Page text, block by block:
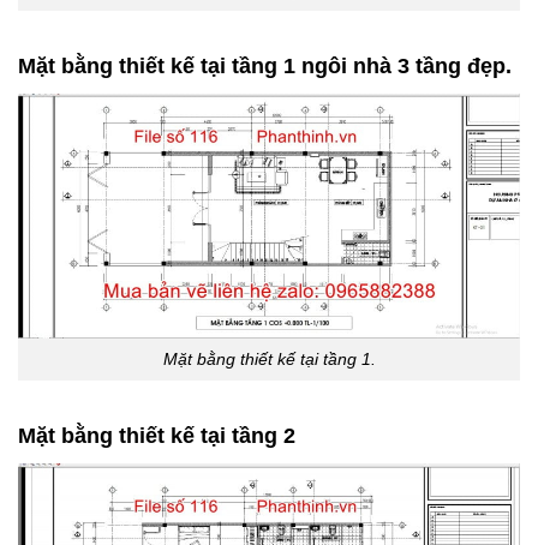
Mặt bằng thiết kế tại tầng 1 ngôi nhà 3 tầng đẹp.
Mặt bằng thiết kế tại tầng 1.
Mặt bằng thiết kế tại tầng 2